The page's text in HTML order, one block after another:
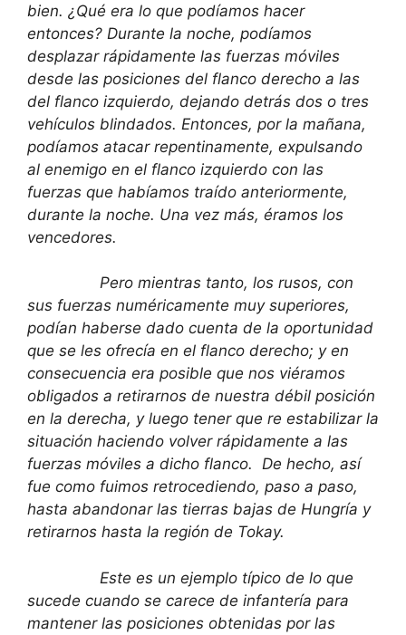
bien. ¿Qué era lo que podíamos hacer
entonces? Durante la noche, podíamos
desplazar rápidamente las fuerzas móviles
desde las posiciones del flanco derecho a las
del flanco izquierdo, dejando detrás dos o tres
vehículos blindados. Entonces, por la mañana,
podíamos atacar repentinamente, expulsando
al enemigo en el flanco izquierdo con las
fuerzas que habíamos traído anteriormente,
durante la noche. Una vez más, éramos los
vencedores.
Pero mientras tanto, los rusos, con
sus fuerzas numéricamente muy superiores,
podían haberse dado cuenta de la oportunidad
que se les ofrecía en el flanco derecho; y en
consecuencia era posible que nos viéramos
obligados a retirarnos de nuestra débil posición
en la derecha, y luego tener que re estabilizar la
situación haciendo volver rápidamente a las
fuerzas móviles a dicho flanco. De hecho, así
fue como fuimos retrocediendo, paso a paso,
hasta abandonar las tierras bajas de Hungría y
retirarnos hasta la región de Tokay.
Este es un ejemplo típico de lo que
sucede cuando se carece de infantería para
mantener las posiciones obtenidas por las